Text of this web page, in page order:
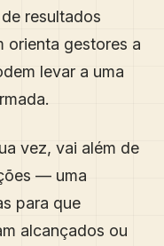
resultados
orienta gestores a
levar a uma
vez, vai além de
— uma
para que
alcançados ou